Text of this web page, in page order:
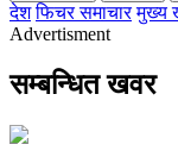
देश फिचर समाचार मुख्य
Advertisment
सम्बन्धित खवर